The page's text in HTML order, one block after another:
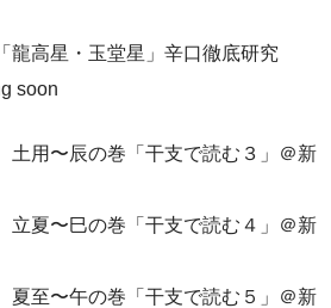
龍高星・玉堂星」辛口徹底研究
soon
用〜辰の巻「干支で読む３」＠新
夏〜巳の巻「干支で読む４」＠新
至〜午の巻「干支で読む５」＠新